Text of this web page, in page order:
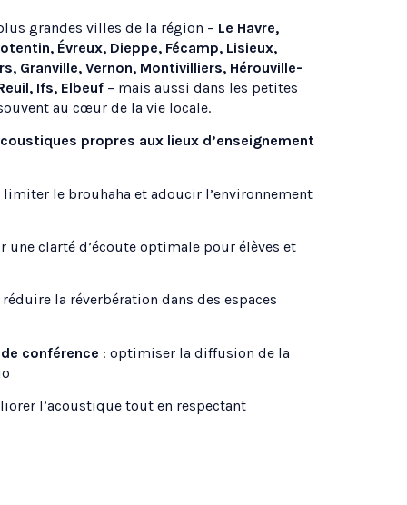
grandes villes de la région – Le Havre,
Évreux, Dieppe, Fécamp, Lisieux,
Granville, Vernon, Montivilliers, Hérouville-
Ifs, Elbeuf – mais aussi dans les petites
au cœur de la vie locale.
propres aux lieux d’enseignement
le brouhaha et adoucir l’environnement
une clarté d’écoute optimale pour élèves et
la réverbération dans des espaces
conférence : optimiser la diffusion de la
l’acoustique tout en respectant